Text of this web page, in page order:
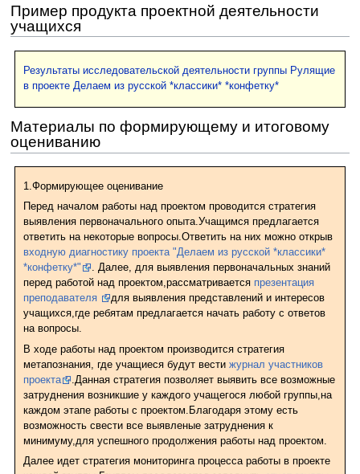
Пример продукта проектной деятельности
учащихся
Результаты исследовательской деятельности группы Рулящие
в проекте Делаем из русской *классики* *конфетку*
Материалы по формирующему и итоговому
оцениванию
1.Формирующее оценивание
Перед началом работы над проектом проводится стратегия
выявления первоначального опыта.Учащимся предлагается
ответить на некоторые вопросы.Ответить на них можно открыв
входную диагностику проекта "Делаем из русской *классики*
*конфетку*"
. Далее, для выявления первоначальных знаний
перед работой над проектом,рассматривается презентация
преподавателя
для выявления представлений и интересов
учащихся,где ребятам предлагается начать работу с ответов
на вопросы.
В ходе работы над проектом производится стратегия
метапознания, где учащиеся будут вести журнал участников
проекта
.Данная стратегия позволяет выявить все возможные
затруднения возникшие у каждого учащегося любой группы,на
каждом этапе работы с проектом.Благодаря этому есть
возможность свести все выявленые затруднения к
минимуму,для успешного продолжения работы над проектом.
Далее идет стратегия мониторинга процесса работы в проекте